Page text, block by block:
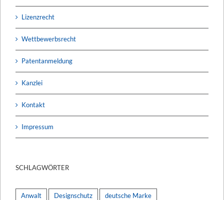
Lizenzrecht
Wettbewerbsrecht
Patentanmeldung
Kanzlei
Kontakt
Impressum
SCHLAGWÖRTER
Anwalt Designschutz deutsche Marke